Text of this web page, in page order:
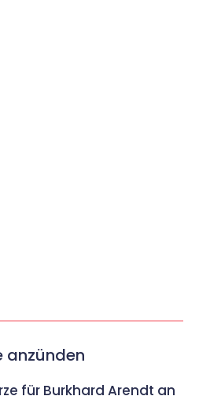
anzünden
für Burkhard Arendt an